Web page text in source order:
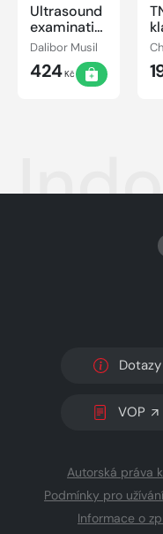
Ultrasound
examination
of the
lower limbs
Dalibor Musil
424Kč
Dotazy
VOP
Autorská práva
Podmínky pro
Informace o